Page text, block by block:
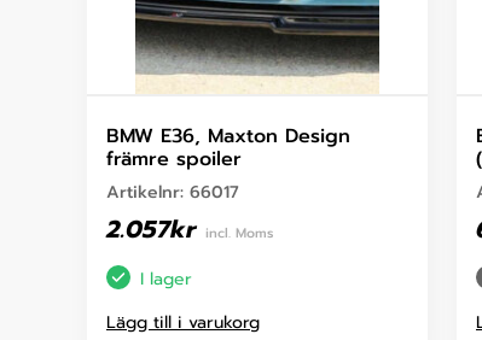
BMW E36, Maxton Design
främre spoiler
Artikelnr: 66017
2.057kr incl. Moms
I lager
Lägg till i varukorg